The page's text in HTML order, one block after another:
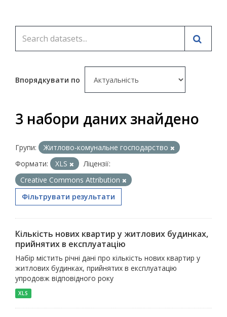
Впорядкувати по
3 набори даних знайдено
Групи:
Житлово-комунальне господарство
Формати:
XLS
Ліцензії:
Creative Commons Attribution
Фільтрувати результати
Кількість нових квартир у житлових будинках,
прийнятих в експлуатацію
Набір містить річні дані про кількість нових квартир у
житлових будинках, прийнятих в експлуатацію
упродовж відповідного року
XLS